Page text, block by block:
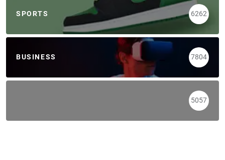
SPORTS 6262
BUSINESS 7804
5057